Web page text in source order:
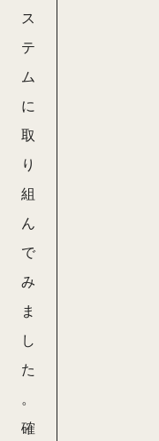
ス
テ
ム
に
取
り
組
ん
で
み
ま
し
た
。
確